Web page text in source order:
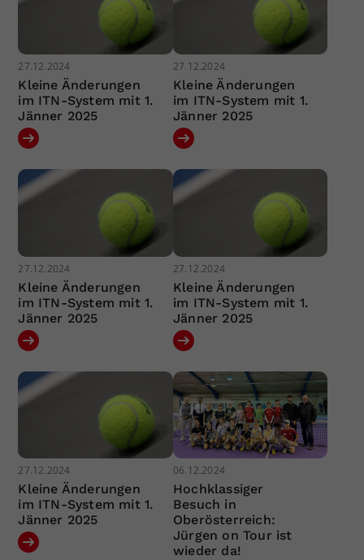
27.12.2024
Kleine Änderungen
im ITN-System mit 1.
Jänner 2025
27.12.2024
Kleine Änderungen
im ITN-System mit 1.
Jänner 2025
27.12.2024
Kleine Änderungen
im ITN-System mit 1.
Jänner 2025
27.12.2024
Kleine Änderungen
im ITN-System mit 1.
Jänner 2025
27.12.2024
Kleine Änderungen
im ITN-System mit 1.
Jänner 2025
06.12.2024
Hochklassiger
Besuch in
Oberösterreich:
Jürgen on Tour ist
wieder da!